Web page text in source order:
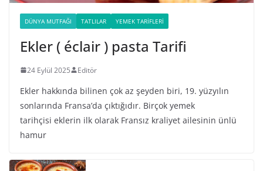
DÜNYA MUTFAĞI TATLILAR YEMEK TARIFLERI
Ekler ( éclair ) pasta Tarifi
24 Eylül 2025 Editör
Ekler hakkında bilinen çok az şeyden biri, 19. yüzyılın
sonlarında Fransa’da çıktığıdır. Birçok yemek
tarihçisi eklerin ilk olarak Fransız kraliyet ailesinin ünlü
hamur